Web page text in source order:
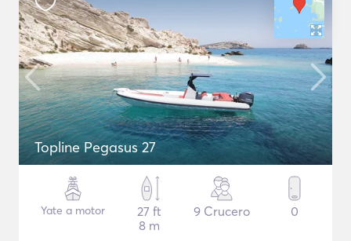
Topline Pegasus 27
Yate a motor
27 ft
8 m
9 Crucero 0